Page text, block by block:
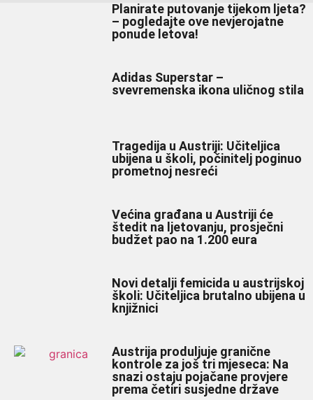
Planirate putovanje tijekom ljeta?
– pogledajte ove nevjerojatne
ponude letova!
Adidas Superstar –
svevremenska ikona uličnog stila
Tragedija u Austriji: Učiteljica
ubijena u školi, počinitelj poginuo
prometnoj nesreći
Većina građana u Austriji će
štedit na ljetovanju, prosječni
budžet pao na 1.200 eura
Novi detalji femicida u austrijskoj
školi: Učiteljica brutalno ubijena u
knjižnici
Austrija produljuje granične
kontrole za još tri mjeseca: Na
snazi ostaju pojačane provjere
prema četiri susjedne države